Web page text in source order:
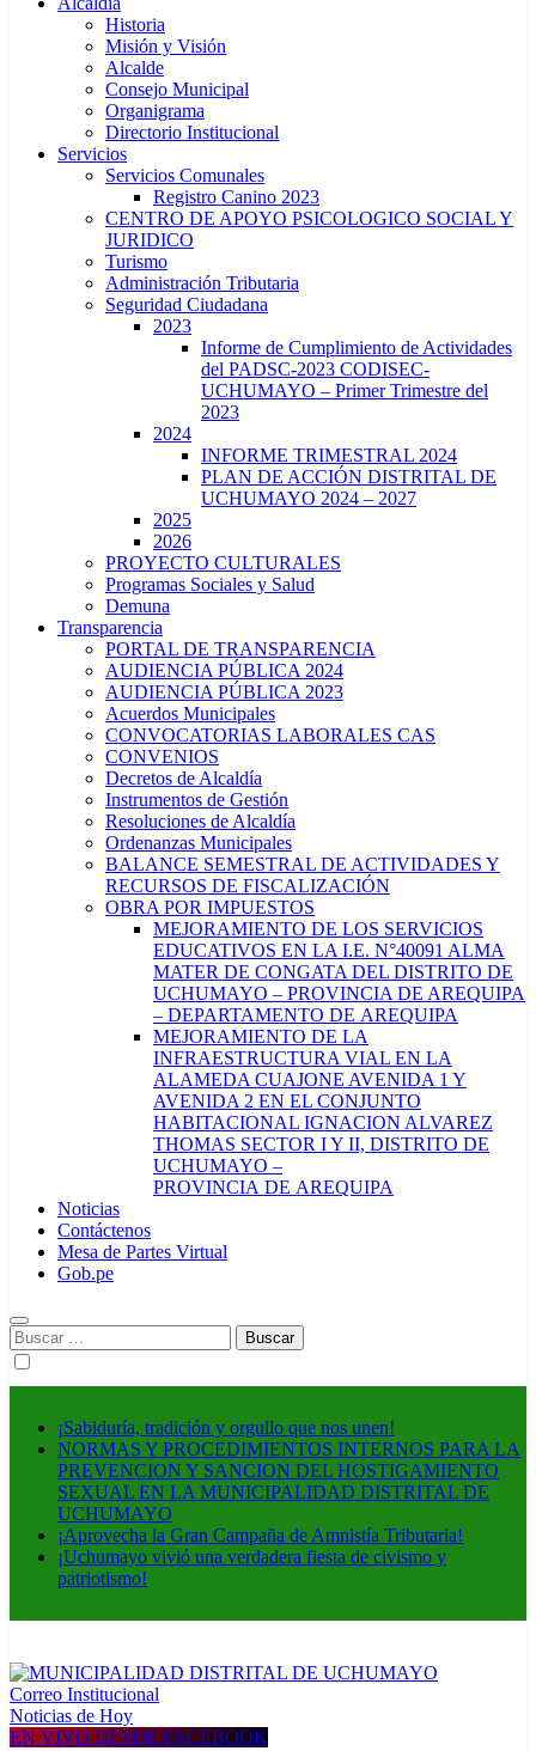
Historia
Misión y Visión
Alcalde
Consejo Municipal
Organigrama
Directorio Institucional
Servicios
Servicios Comunales
Registro Canino 2023
CENTRO DE APOYO PSICOLOGICO SOCIAL Y
JURIDICO
Turismo
Administración Tributaria
Seguridad Ciudadana
2023
Informe de Cumplimiento de Actividades
del PADSC-2023 CODISEC-
UCHUMAYO – Primer Trimestre del
2023
2024
INFORME TRIMESTRAL 2024
PLAN DE ACCIÓN DISTRITAL DE
UCHUMAYO 2024 – 2027
2025
2026
PROYECTO CULTURALES
Programas Sociales y Salud
Demuna
Transparencia
PORTAL DE TRANSPARENCIA
AUDIENCIA PÚBLICA 2024
AUDIENCIA PÚBLICA 2023
Acuerdos Municipales
CONVOCATORIAS LABORALES CAS
CONVENIOS
Decretos de Alcaldía
Instrumentos de Gestión
Resoluciones de Alcaldía
Ordenanzas Municipales
BALANCE SEMESTRAL DE ACTIVIDADES Y
RECURSOS DE FISCALIZACIÓN
OBRA POR IMPUESTOS
MEJORAMIENTO DE LOS SERVICIOS
EDUCATIVOS EN LA I.E. N°40091 ALMA
MATER DE CONGATA DEL DISTRITO DE
UCHUMAYO – PROVINCIA DE AREQUIPA
– DEPARTAMENTO DE AREQUIPA
MEJORAMIENTO DE LA
INFRAESTRUCTURA VIAL EN LA
ALAMEDA CUAJONE AVENIDA 1 Y
AVENIDA 2 EN EL CONJUNTO
HABITACIONAL IGNACION ALVAREZ
THOMAS SECTOR I Y II, DISTRITO DE
UCHUMAYO –
PROVINCIA DE AREQUIPA
Noticias
Contáctenos
Mesa de Partes Virtual
Gob.pe
Buscar:
¡Sabiduría, tradición y orgullo que nos unen!
NORMAS Y PROCEDIMIENTOS INTERNOS PARA LA
PREVENCION Y SANCION DEL HOSTIGAMIENTO
SEXUAL EN LA MUNICIPALIDAD DISTRITAL DE
UCHUMAYO
¡Aprovecha la Gran Campaña de Amnistía Tributaria!
¡Uchumayo vivió una verdadera fiesta de civismo y
patriotismo!
MUNICIPALIDAD DISTRITAL DE UCHUMAYO
Construyendo una nueva Historia
Correo Institucional
Noticias de Hoy
EN VIVO DESDE FACEBOOK